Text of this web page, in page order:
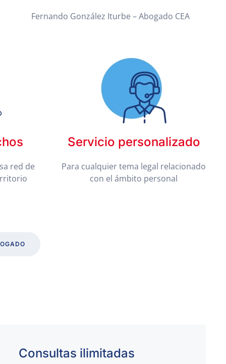
Fernando González Iturbe – Abogado CEA
red de
Servicio personalizado
Para cualquier tema legal relacionado
con el ámbito personal
Consultas ilimitadas